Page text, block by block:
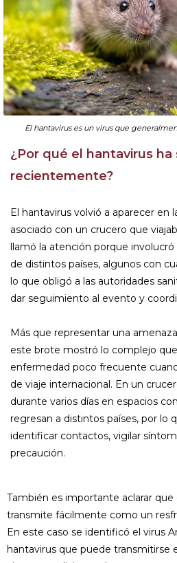
El hantavirus es un virus que
¿Por qué el hantavirus ha
recientemente?
El hantavirus volvió a aparecer en
asociado con un crucero que
llamó la atención porque involucró
de distintos países, algunos con
lo que obligó a las autoridades
dar seguimiento al evento y
Más que representar una
este brote mostró lo complejo
enfermedad poco frecuente
de viaje internacional. En un
durante varios días en espacios
regresan a distintos países, por lo
identificar contactos, vigilar
precaución.
También es importante aclarar que
transmite fácilmente como un
En este caso se identificó el virus
hantavirus que puede transmitirse